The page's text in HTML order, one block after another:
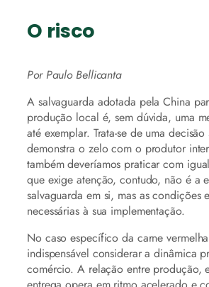
O risco
Por Paulo Bellicanta
A salvaguarda adotada pela China
produção local é, sem dúvida, uma
até exemplar. Trata-se de uma
demonstra o zelo com o produtor
também deveríamos praticar com
que exige atenção, contudo, não é a
salvaguarda em si, mas as condições
necessárias à sua implementação.
No caso específico da carne
indispensável considerar a dinâmica
comércio. A relação entre produção,